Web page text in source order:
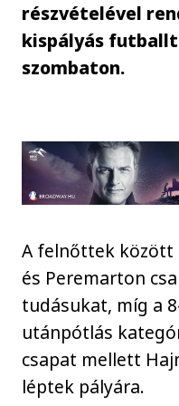
részvételével
kispályás
szombaton.
A felnőttek között
és Peremarton
tudásukat, míg a
utánpótlás
csapat mellett
léptek pályára.